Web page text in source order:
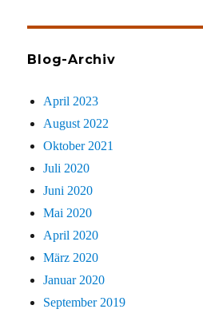
Blog-Archiv
April 2023
August 2022
Oktober 2021
Juli 2020
Juni 2020
Mai 2020
April 2020
März 2020
Januar 2020
September 2019